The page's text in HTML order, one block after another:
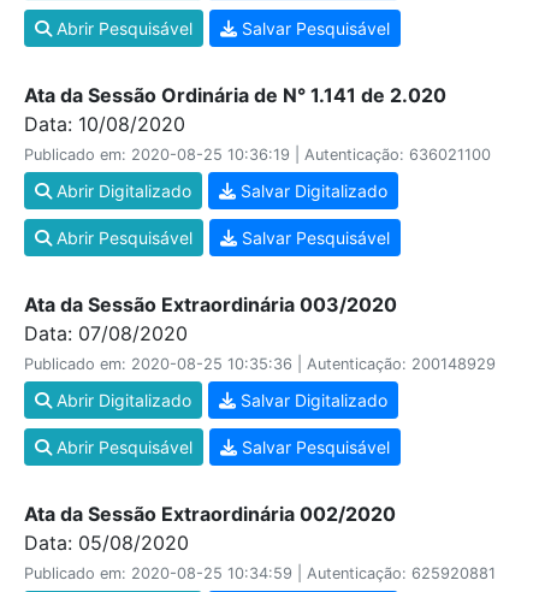
Abrir Pesquisável Salvar Pesquisável
Ata da Sessão Ordinária de N° 1.141 de 2.020
Data: 10/08/2020
Publicado em: 2020-08-25 10:36:19 | Autenticação: 636021100
Abrir Digitalizado Salvar Digitalizado
Abrir Pesquisável Salvar Pesquisável
Ata da Sessão Extraordinária 003/2020
Data: 07/08/2020
Publicado em: 2020-08-25 10:35:36 | Autenticação: 200148929
Abrir Digitalizado Salvar Digitalizado
Abrir Pesquisável Salvar Pesquisável
Ata da Sessão Extraordinária 002/2020
Data: 05/08/2020
Publicado em: 2020-08-25 10:34:59 | Autenticação: 625920881